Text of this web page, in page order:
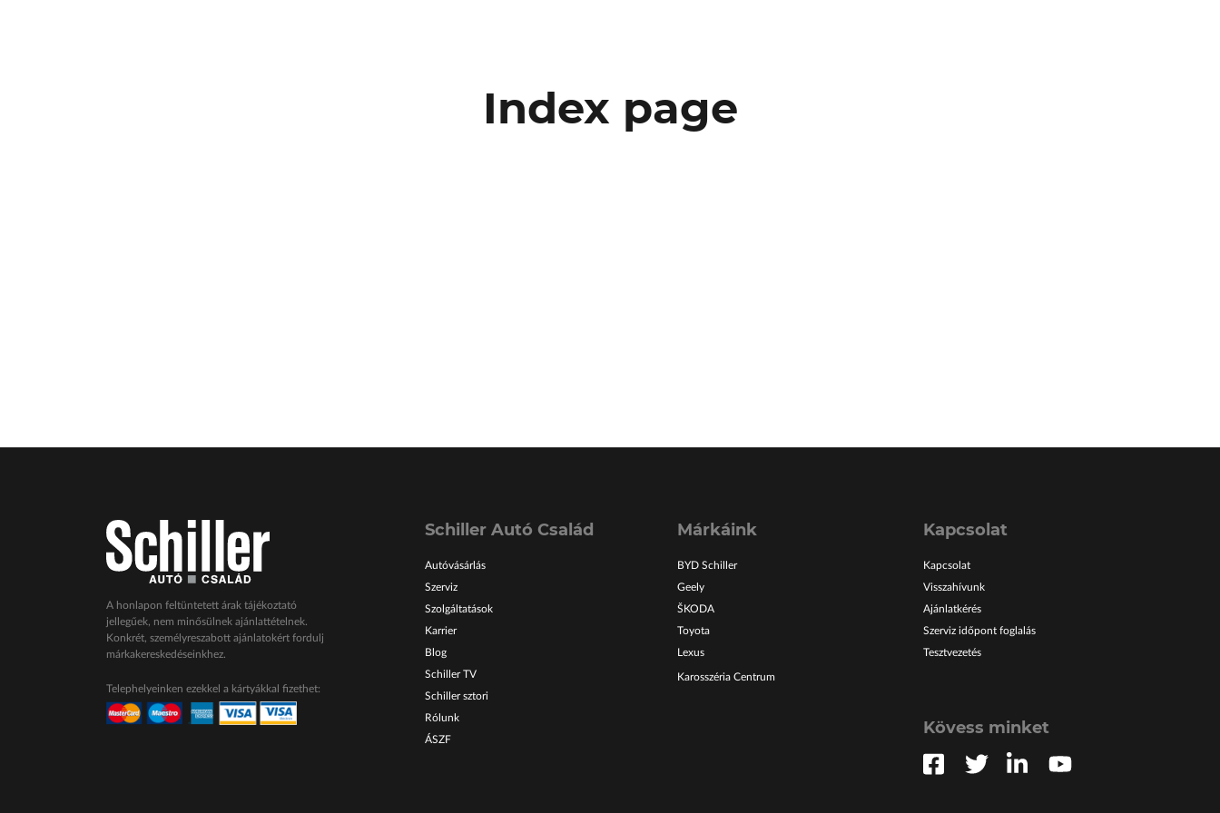
Index page
A honlapon feltüntetett árak tájékoztató
jellegűek, nem minősülnek ajánlattételnek.
Konkrét, személyreszabott ajánlatokért fordulj
márkakereskedéseinkhez.
Telephelyeinken ezekkel a kártyákkal fizethet:
Schiller Autó Család
Autóvásárlás
Szerviz
Szolgáltatások
Karrier
Blog
Schiller TV
Schiller sztori
Rólunk
ÁSZF
Márkáink
BYD Schiller
Geely
ŠKODA
Toyota
Lexus
Karosszéria Centrum
Kapcsolat
Kapcsolat
Visszahívunk
Ajánlatkérés
Szerviz időpont foglalás
Tesztvezetés
Kövess minket